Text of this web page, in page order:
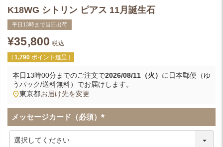
K18WG シトリン ピアス 11月誕生石
平日13時まで当日出荷
¥35,800 税込
[ 1,790 ポイント進呈 ]
本日13時00分までのご注文で2026/08/11（火） に 日本郵便（ゆ
うパック/送料無料） でお届けします。
東京都お届け先を変更
メッセージカード（必須）
(